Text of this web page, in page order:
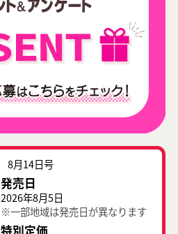
8月14日号
発売日
2026年8月5日
※一部地域は発売日が異なります
特別定価